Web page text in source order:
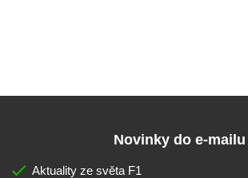
Novinky do e-mailu
Aktuality ze světa F1